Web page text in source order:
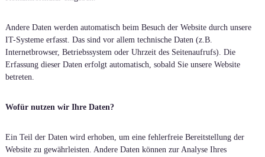
Andere Daten werden automatisch beim Besuch der Website durch unsere
IT-Systeme erfasst. Das sind vor allem technische Daten (z.B.
Internetbrowser, Betriebssystem oder Uhrzeit des Seitenaufrufs). Die
Erfassung dieser Daten erfolgt automatisch, sobald Sie unsere Website
betreten.
Wofür nutzen wir Ihre Daten?
Ein Teil der Daten wird erhoben, um eine fehlerfreie Bereitstellung der
Website zu gewährleisten. Andere Daten können zur Analyse Ihres